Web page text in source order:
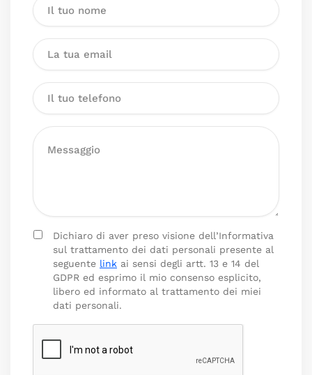
Dichiaro di aver preso visione dell’Informativa
sul trattamento dei dati personali presente al
seguente link ai sensi degli artt. 13 e 14 del
GDPR ed esprimo il mio consenso esplicito,
libero ed informato al trattamento dei miei
dati personali.